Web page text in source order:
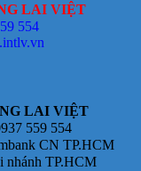
LAI VIỆT
554
LAI VIỆT
559 554
CN TP.HCM
nhánh TP.HCM